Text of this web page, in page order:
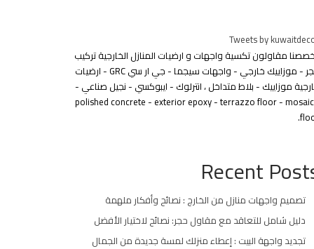
Tweets by
مقاولون تكسية واجهات و ارضيات المنازل الخارجية تركيب
حجر - موزاييك خارجي - واجهات سيجما - جي ار سي GRC - ارضيات
موزاييك - بلاط متداخل ، انترلوك - ايبوكسي - نجيل صناعي -
polished concrete - exterior epoxy - terrazzo floor -
Recent
تصميم واجهات منازل من الخارج : نصائح وأفكار ملهمة
دليل شامل للتعاقد مع مقاول حجر: نصائح لاختيار الأفضل
تجديد واجهة البيت : إعطاء منزلك لمسة جديدة من الجمال